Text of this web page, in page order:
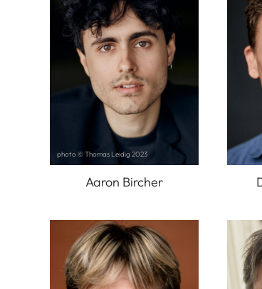
Aaron Bircher
photo © Thomas Leidig 2023